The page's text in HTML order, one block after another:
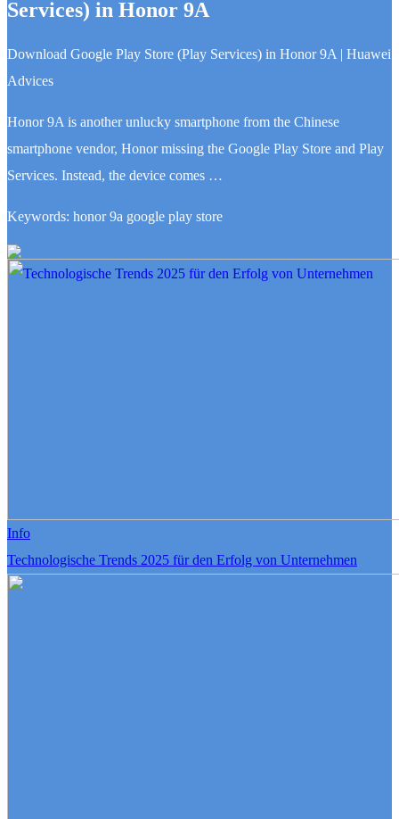
Services) in Honor 9A
Download Google Play Store (Play Services) in Honor 9A | Huawei
Advices
Honor 9A is another unlucky smartphone from the Chinese
smartphone vendor, Honor missing the Google Play Store and Play
Services. Instead, the device comes …
Keywords: honor 9a google play store
Info
Technologische Trends 2025 für den Erfolg von Unternehmen